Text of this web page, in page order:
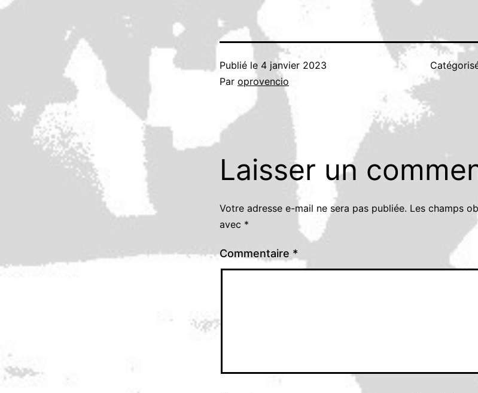
Publié le 4 janvier 2023
Par oprovencio
Laisser un
Votre adresse e-mail ne sera pas publiée. Les champs
avec *
Commentaire *